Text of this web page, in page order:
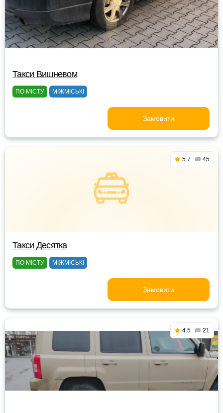
Такси Вишневом
ПО МІСТУ МІЖМІСЬКІ
Замовити
5.7 45
Такси Десятка
ПО МІСТУ МІЖМІСЬКІ
Замовити
4.5 21